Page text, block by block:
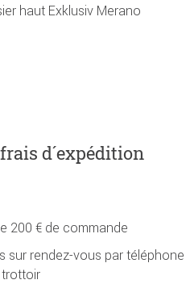
haut Exklusiv Merano
d´expédition
200 € de commande
sur rendez-vous par téléphone
trottoir